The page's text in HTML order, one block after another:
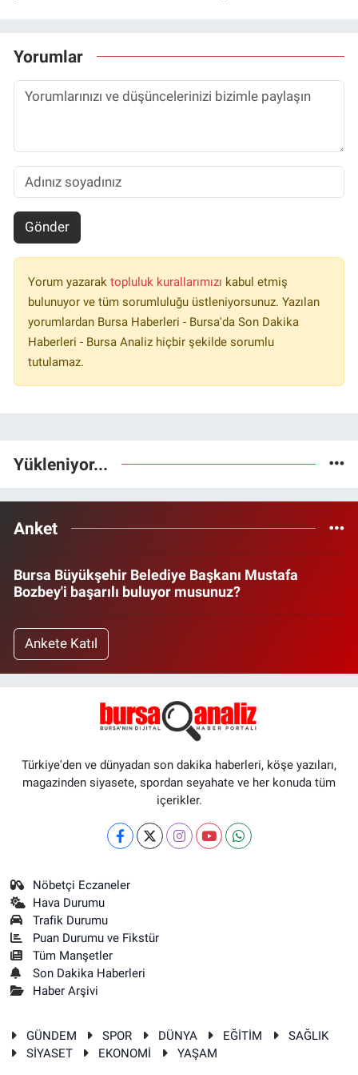
Yorumlar
Gönder
Yorum yazarak topluluk kurallarımızı kabul etmiş
bulunuyor ve tüm sorumluluğu üstleniyorsunuz. Yazılan
yorumlardan Bursa Haberleri - Bursa'da Son Dakika
Haberleri - Bursa Analiz hiçbir şekilde sorumlu
tutulamaz.
Yükleniyor...
Anket
Bursa Büyükşehir Belediye Başkanı Mustafa
Bozbey'i başarılı buluyor musunuz?
Ankete Katıl
Türkiye'den ve dünyadan son dakika haberleri, köşe yazıları,
magazinden siyasete, spordan seyahate ve her konuda tüm
içerikler.
Nöbetçi Eczaneler
Hava Durumu
Trafik Durumu
Puan Durumu ve Fikstür
Tüm Manşetler
Son Dakika Haberleri
Haber Arşivi
GÜNDEM SPOR DÜNYA EĞİTİM
SAĞLIK
SİYASET
EKONOMİ YAŞAM